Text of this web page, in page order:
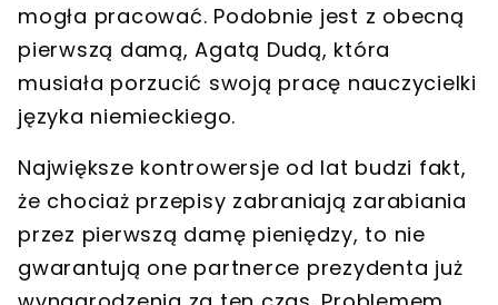
mogła pracować. Podobnie jest z obecną
pierwszą damą, Agatą Dudą, która
musiała porzucić swoją pracę nauczycielki
języka niemieckiego.
Największe kontrowersje od lat budzi fakt,
że chociaż przepisy zabraniają zarabiania
przez pierwszą damę pieniędzy, to nie
gwarantują one partnerce prezydenta już